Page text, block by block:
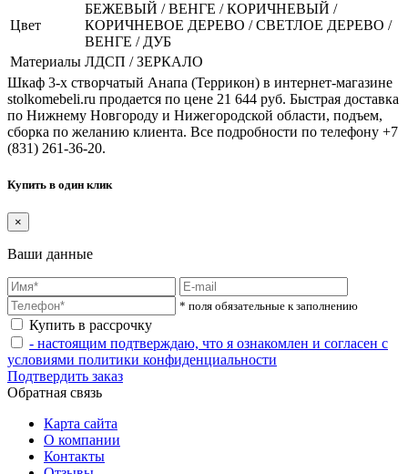
Цвет
БЕЖЕВЫЙ / ВЕНГЕ / КОРИЧНЕВЫЙ /
КОРИЧНЕВОЕ ДЕРЕВО / СВЕТЛОЕ ДЕРЕВО /
ВЕНГЕ / ДУБ
Материалы ЛДСП / ЗЕРКАЛО
Шкаф 3-х створчатый Анапа (Террикон) в интернет-магазине
stolkomebeli.ru продается по цене 21 644 руб. Быстрая доставка
по Нижнему Новгороду и Нижегородской области, подъем,
сборка по желанию клиента. Все подробности по телефону +7
(831) 261-36-20.
Купить в один клик
×
Ваши данные
* поля обязательные к заполнению
Купить в рассрочку
- настоящим подтверждаю, что я ознакомлен и согласен с
условиями политики конфиденциальности
Подтвердить заказ
Обратная связь
Карта сайта
О компании
Контакты